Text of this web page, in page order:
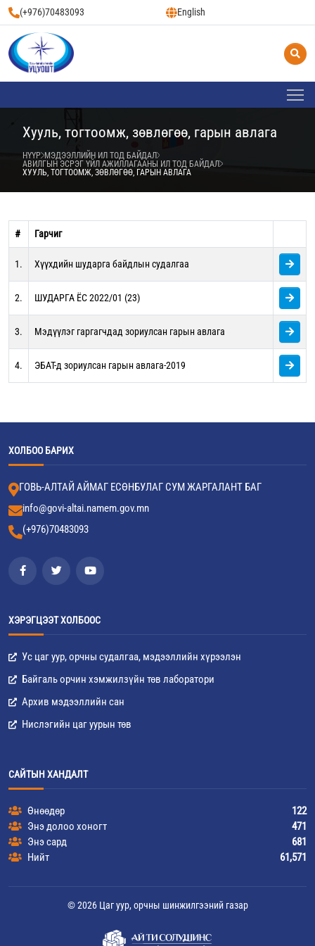
(+976)70483093 English
Хууль, тогтоомж, зөвлөгөө, гарын авлага
НҮҮР МЭДЭЭЛЛИЙН ИЛ ТОД БАЙДАЛ
АВИЛГЫН ЭСРЭГ ҮЙЛ АЖИЛЛАГААНЫ ИЛ ТОД БАЙДАЛ
ХУУЛЬ, ТОГТООМЖ, ЗӨВЛӨГӨӨ, ГАРЫН АВЛАГА
# Гарчиг
1. Хүүхдийн шударга байдлын судалгаа
2. ШУДАРГА ЁС 2022/01 (23)
3. Мэдүүлэг гаргагчдад зориулсан гарын авлага
4. ЭБАТ-д зориулсан гарын авлага-2019
ХОЛБОО БАРИХ
ГОВЬ-АЛТАЙ АЙМАГ ЕСӨНБУЛАГ СУМ ЖАРГАЛАНТ БАГ
info@govi-altai.namem.gov.mn
(+976)70483093
ХЭРЭГЦЭЭТ ХОЛБООС
Ус цаг уур, орчны судалгаа, мэдээллийн хүрээлэн
Байгаль орчин хэмжилзүйн төв лаборатори
Архив мэдээллийн сан
Нислэгийн цаг уурын төв
САЙТЫН ХАНДАЛТ
Өнөөдөр
122
Энэ долоо хоногт
471
Энэ сард
681
Нийт
61,571
© 2026 Цаг уур, орчны шинжилгээний газар